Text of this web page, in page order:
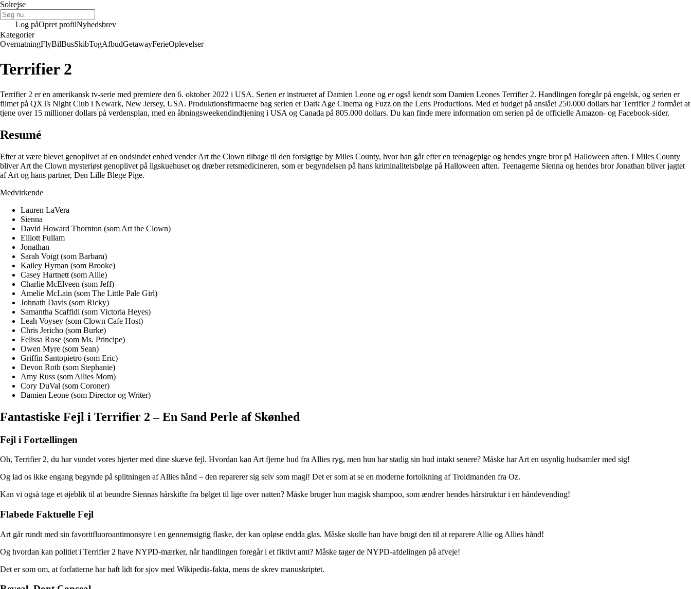
Solrejse
Log påOpret profilNyhedsbrev
Kategorier
OvernatningFlyBilBusSkibTogAfbudGetawayFerieOplevelser
Terrifier 2
Terrifier 2 er en amerikansk tv-serie med premiere den 6. oktober 2022 i USA. Serien er instrueret af Damien Leone og er også kendt som Damien Leones Terrifier 2. Handlingen foregår på engelsk, og serien er
filmet på QXTs Night Club i Newark, New Jersey, USA. Produktionsfirmaerne bag serien er Dark Age Cinema og Fuzz on the Lens Productions. Med et budget på anslået 250.000 dollars har Terrifier 2 formået at
tjene over 15 millioner dollars på verdensplan, med en åbningsweekendindtjening i USA og Canada på 805.000 dollars. Du kan finde mere information om serien på de officielle Amazon- og Facebook-sider.
Resumé
Efter at være blevet genoplivet af en ondsindet enhed vender Art the Clown tilbage til den forsigtige by Miles County, hvor han går efter en teenagepige og hendes yngre bror på Halloween aften. I Miles County
bliver Art the Clown mysteriøst genoplivet på ligskuehuset og dræber retsmedicineren, som er begyndelsen på hans kriminalitetsbølge på Halloween aften. Teenagerne Sienna og hendes bror Jonathan bliver jagtet
af Art og hans partner, Den Lille Blege Pige.
Medvirkende
Lauren LaVera
Sienna
David Howard Thornton (som Art the Clown)
Elliott Fullam
Jonathan
Sarah Voigt (som Barbara)
Kailey Hyman (som Brooke)
Casey Hartnett (som Allie)
Charlie McElveen (som Jeff)
Amelie McLain (som The Little Pale Girl)
Johnath Davis (som Ricky)
Samantha Scaffidi (som Victoria Heyes)
Leah Voysey (som Clown Cafe Host)
Chris Jericho (som Burke)
Felissa Rose (som Ms. Principe)
Owen Myre (som Sean)
Griffin Santopietro (som Eric)
Devon Roth (som Stephanie)
Amy Russ (som Allies Mom)
Cory DuVal (som Coroner)
Damien Leone (som Director og Writer)
Fantastiske Fejl i Terrifier 2 – En Sand Perle af Skønhed
Fejl i Fortællingen
Oh, Terrifier 2, du har vundet vores hjerter med dine skæve fejl. Hvordan kan Art fjerne hud fra Allies ryg, men hun har stadig sin hud intakt senere? Måske har Art en usynlig hudsamler med sig!
Og lad os ikke engang begynde på splitningen af Allies hånd – den reparerer sig selv som magi! Det er som at se en moderne fortolkning af Troldmanden fra Oz.
Kan vi også tage et øjeblik til at beundre Siennas hårskifte fra bølget til lige over natten? Måske bruger hun magisk shampoo, som ændrer hendes hårstruktur i en håndevending!
Flabede Faktuelle Fejl
Art går rundt med sin favoritfluoroantimonsyre i en gennemsigtig flaske, der kan opløse endda glas. Måske skulle han have brugt den til at reparere Allie og Allies hånd!
Og hvordan kan politiet i Terrifier 2 have NYPD-mærker, når handlingen foregår i et fiktivt amt? Måske tager de NYPD-afdelingen på afveje!
Det er som om, at forfatterne har haft lidt for sjov med Wikipedia-fakta, mens de skrev manuskriptet.